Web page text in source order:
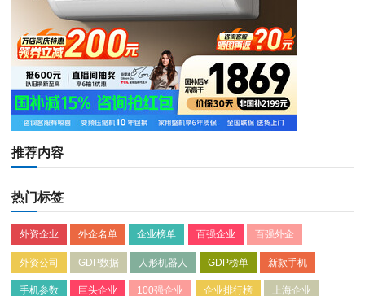
推荐内容
热门标签
外资企业 外企名单 企业榜单 百强企业 百强外企
外资公司 GDP数据 人形机器人 GDP榜单 新款手机
手机参数 巨头企业 100强企业 企业排行榜 上海企业